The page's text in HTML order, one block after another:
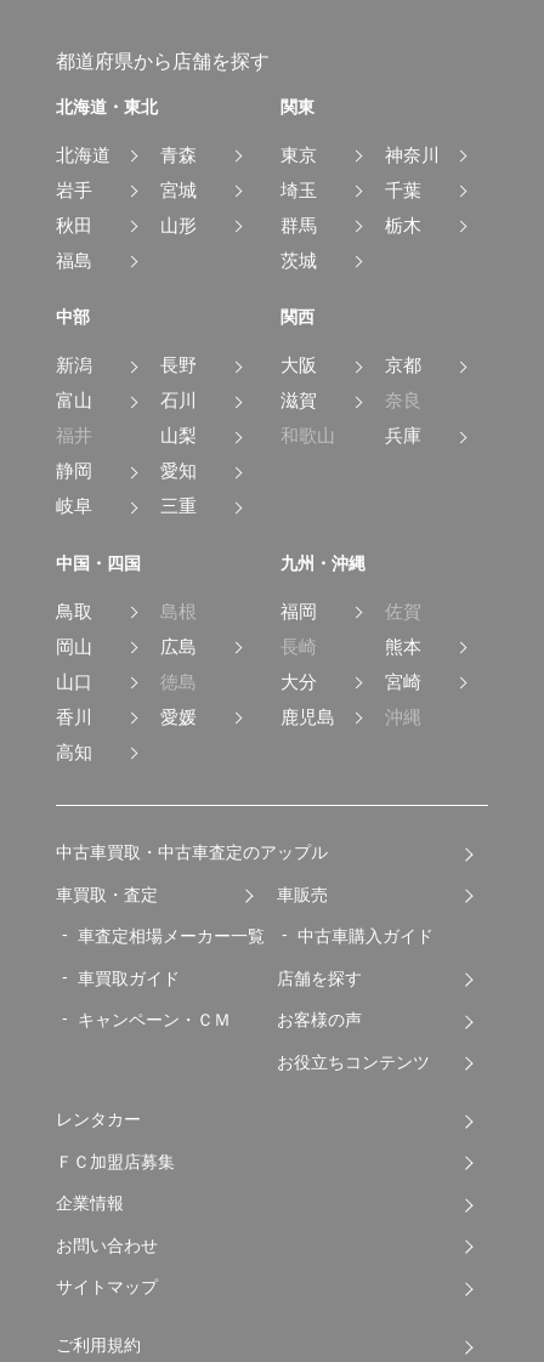
都道府県から店舗を探す
北海道・東北
北海道
青森
岩手
宮城
秋田
山形
福島
関東
東京
神奈川
埼玉
千葉
群馬
栃木
茨城
中部
新潟
長野
富山
石川
福井
山梨
静岡
愛知
岐阜
三重
関西
大阪
京都
滋賀
奈良
和歌山
兵庫
中国・四国
鳥取
島根
岡山
広島
山口
徳島
香川
愛媛
高知
九州・沖縄
福岡
佐賀
長崎
熊本
大分
宮崎
鹿児島
沖縄
中古車買取・中古車査定のアップル
車買取・査定
車査定相場メーカー一覧
車買取ガイド
キャンペーン・ＣＭ
車販売
中古車購入ガイド
店舗を探す
お客様の声
お役立ちコンテンツ
レンタカー
ＦＣ加盟店募集
企業情報
お問い合わせ
サイトマップ
ご利用規約